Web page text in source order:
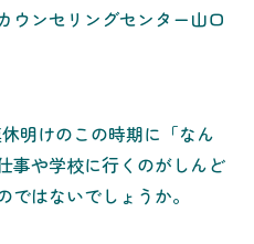
ウンセリングセンター山口
明けのこの時期に「なん
事や学校に行くのがしんど
はないでしょうか。